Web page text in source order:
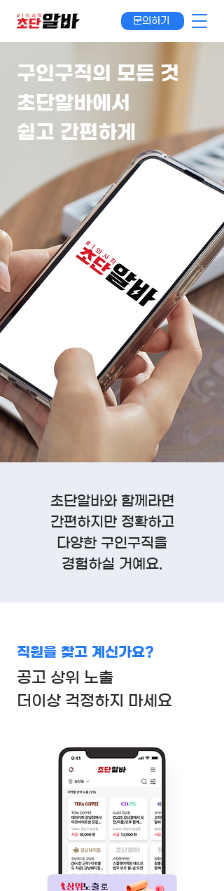
문의하기
구인구직의 모든 것
초단알바에서
쉽고 간편하게
초단알바와 함께라면
간편하지만 정확하고
다양한 구인구직을
경험하실 거예요.
직원을 찾고 계신가요?
공고 상위 노출
더이상 걱정하지 마세요